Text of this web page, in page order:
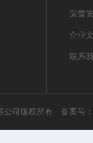
荣誉
企业
联系
公司版权所有 备案号